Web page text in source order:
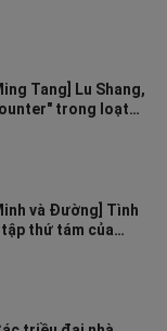
trở về từ nh
Tang] Lu Shang,
trong loạt
qua những c
và Đường] Tình
tập thứ tám của
loạt phim "Cùn